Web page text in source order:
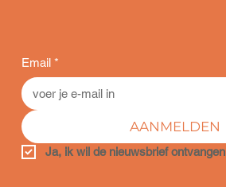
Email *
AANMELDEN
Ja, ik wil de nieuwsbrief ontvangen